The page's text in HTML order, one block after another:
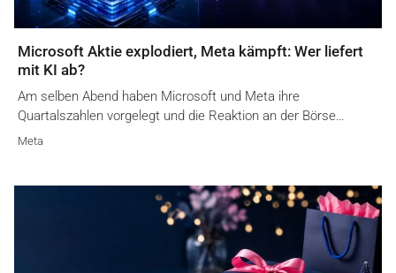
Microsoft Aktie explodiert, Meta kämpft: Wer liefert
mit KI ab?
Am selben Abend haben Microsoft und Meta ihre
Quartalszahlen vorgelegt und die Reaktion an der Börse…
Meta